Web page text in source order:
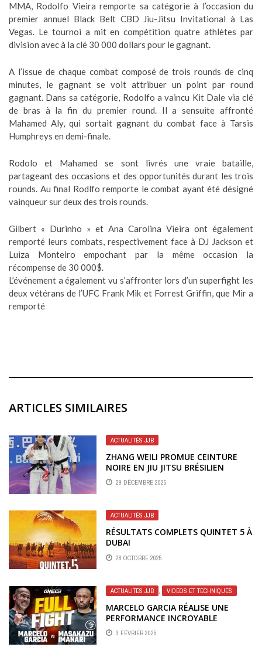
MMA, Rodolfo Vieira remporte sa catégorie à l’occasion du
premier annuel Black Belt CBD Jiu-Jitsu Invitational à Las
Vegas. Le tournoi a mit en compétition quatre athlètes par
division avec à la clé 30 000 dollars pour le gagnant.
A l’issue de chaque combat composé de trois rounds de cinq
minutes, le gagnant se voit attribuer un point par round
gagnant. Dans sa catégorie, Rodolfo a vaincu Kit Dale via clé
de bras à la fin du premier round. Il a sensuite affronté
Mahamed Aly, qui sortait gagnant du combat face à Tarsis
Humphreys en demi-finale.
Rodolo et Mahamed se sont livrés une vraie bataille,
partageant des occasions et des opportunités durant les trois
rounds. Au final Rodlfo remporte le combat ayant été désigné
vainqueur sur deux des trois rounds.
Gilbert « Durinho » et Ana Carolina Vieira ont également
remporté leurs combats, respectivement face à DJ Jackson et
Luiza Monteiro empochant par la même occasion la
récompense de 30 000$.
L’événement a également vu s’affronter lors d’un superfight les
deux vétérans de l’UFC Frank Mik et Forrest Griffin, que Mir a
remporté
ARTICLES SIMILAIRES
ACTUALITÉS JJB
ZHANG WEILI PROMUE CEINTURE
NOIRE EN JIU JITSU BRÉSILIEN
29 DÉCEMBRE 2025
ACTUALITÉS JJB
RÉSULTATS COMPLETS QUINTET 5 À
DUBAI
28 OCTOBRE 2025
ACTUALITÉS JJB VIDÉOS ET TECHNIQUES
MARCELO GARCIA RÉALISE UNE
PERFORMANCE INCROYABLE
CONTRE MASAKAZU IMANARI POUR
SON RETOUR À ONE 170
3 FÉVRIER 2025